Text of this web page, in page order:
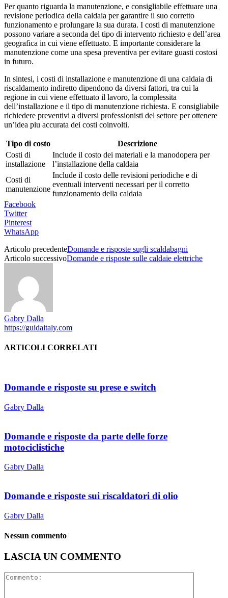
Per quanto riguarda la manutenzione, e consigliabile effettuare una
revisione periodica della caldaia per garantire il suo corretto
funzionamento e prolungare la sua durata. I costi di manutenzione
possono variare a seconda del tipo di intervento richiesto e dell’area
geografica in cui viene effettuato. E importante considerare la
manutenzione come una spesa preventiva per evitare guasti costosi
in futuro.
In sintesi, i costi di installazione e manutenzione di una caldaia di
riscaldamento indiretto dipendono da diversi fattori, tra cui la
regione in cui viene effettuato il lavoro, la complessita
dell’installazione e il tipo di manutenzione richiesta. E consigliabile
richiedere preventivi a diversi professionisti del settore per ottenere
un’idea piu accurata dei costi coinvolti.
Tipo di costo
Descrizione
Costi di
installazione
Include il costo dei materiali e la manodopera per
l’installazione della caldaia
Costi di
manutenzione
Include il costo delle revisioni periodiche e di
eventuali interventi necessari per il corretto
funzionamento della caldaia
Facebook
Twitter
Pinterest
WhatsApp
Articolo precedenteDomande e risposte sugli scaldabagni
Articolo successivoDomande e risposte sulle caldaie elettriche
Gabry Dalla
https://guidaitaly.com
ARTICOLI CORRELATI
Domande e risposte su prese e switch
Gabry Dalla
Domande e risposte da parte delle forze
motociclistiche
Gabry Dalla
Domande e risposte sui riscaldatori di olio
Gabry Dalla
Nessun commento
LASCIA UN COMMENTO